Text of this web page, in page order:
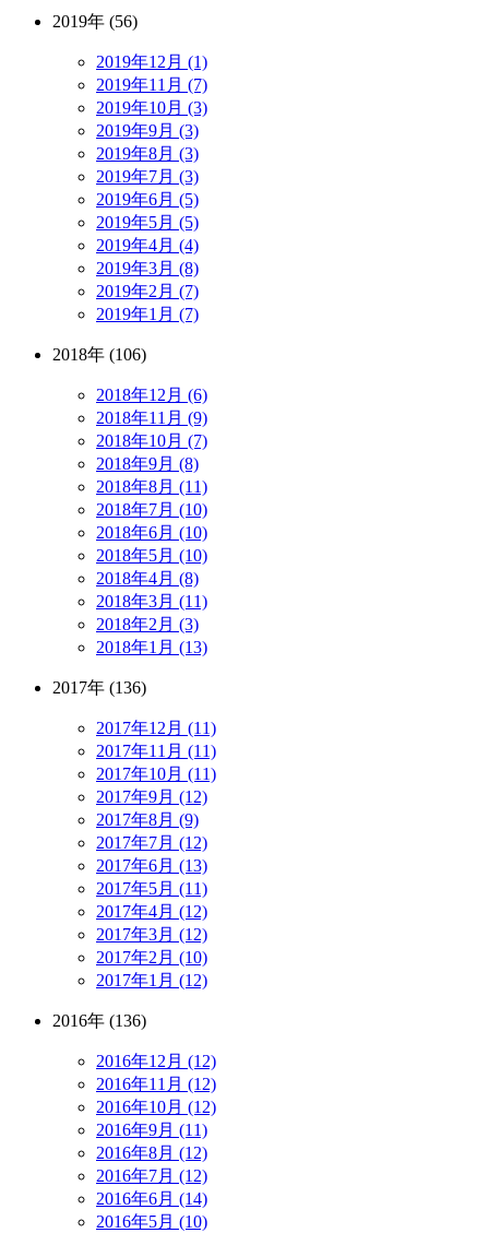
2019年 (56)
2019年12月 (1)
2019年11月 (7)
2019年10月 (3)
2019年9月 (3)
2019年8月 (3)
2019年7月 (3)
2019年6月 (5)
2019年5月 (5)
2019年4月 (4)
2019年3月 (8)
2019年2月 (7)
2019年1月 (7)
2018年 (106)
2018年12月 (6)
2018年11月 (9)
2018年10月 (7)
2018年9月 (8)
2018年8月 (11)
2018年7月 (10)
2018年6月 (10)
2018年5月 (10)
2018年4月 (8)
2018年3月 (11)
2018年2月 (3)
2018年1月 (13)
2017年 (136)
2017年12月 (11)
2017年11月 (11)
2017年10月 (11)
2017年9月 (12)
2017年8月 (9)
2017年7月 (12)
2017年6月 (13)
2017年5月 (11)
2017年4月 (12)
2017年3月 (12)
2017年2月 (10)
2017年1月 (12)
2016年 (136)
2016年12月 (12)
2016年11月 (12)
2016年10月 (12)
2016年9月 (11)
2016年8月 (12)
2016年7月 (12)
2016年6月 (14)
2016年5月 (10)